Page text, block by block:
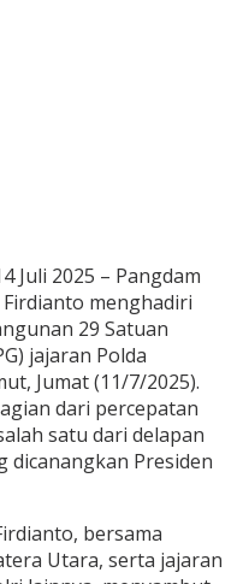
Juli 2025 – Pangdam
menghadiri
29 Satuan
jajaran Polda
Jumat (11/7/2025).
dari percepatan
satu dari delapan
Presiden
bersama
Utara, serta jajaran